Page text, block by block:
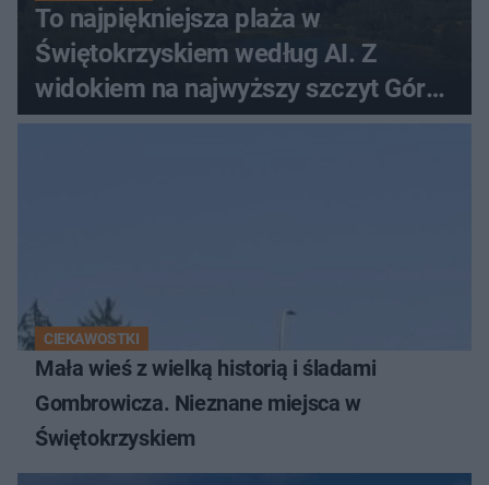
To najpiękniejsza plaża w
Świętokrzyskiem według AI. Z
widokiem na najwyższy szczyt Gór
Świętokrzyskich
CIEKAWOSTKI
Mała wieś z wielką historią i śladami
Gombrowicza. Nieznane miejsca w
Świętokrzyskiem